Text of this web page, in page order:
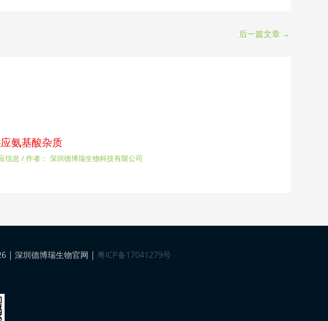
后一篇文章 →
氨基酸杂质
信息 / 作者： 深圳德博瑞生物科技有限公司
| 深圳德博瑞生物官网 | 粤ICP备17041279号